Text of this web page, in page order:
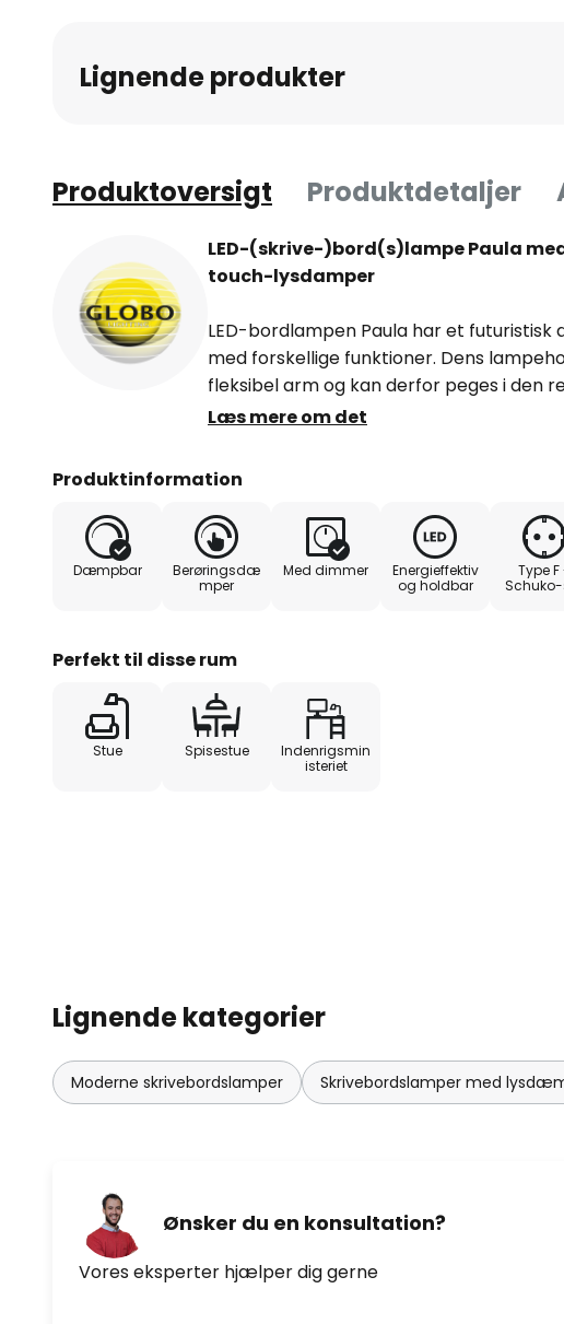
billedgalleriet
Lignende produkter
Produktoversigt Produktdetaljer
LED-(skrive-)bord(s)lampe Paula
touch-lysdamper
LED-bordlampen Paula har et futuristisk
med forskellige funktioner. Dens
fleksibel arm og kan derfor peges i den
Noget særligt er dens belyste sokkel. Den
en bestemt farve også fikseres. Lampen
Læs mere om det
Produktinformation
Dæmpbar
Berøringsdæ
mper
Med dimmer
Energieffektiv
og holdbar
Type F
Perfekt til disse rum
Stue Spisestue
Indenrigsmin
isteriet
Lignende kategorier
Moderne skrivebordslamper Skrivebordslamper med
Ønsker du en konsultation?
Vores eksperter hjælper dig gerne